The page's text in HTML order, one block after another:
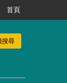
首頁